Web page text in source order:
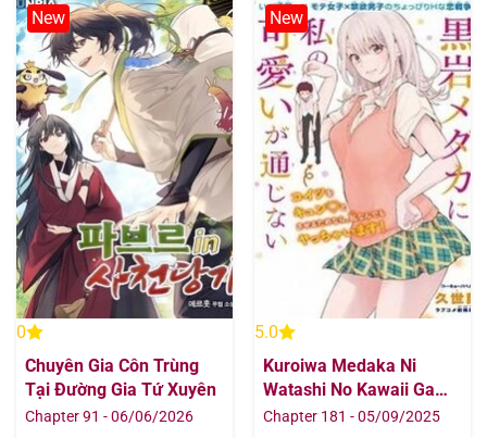
New
0
Chuyên Gia Côn Trùng
Tại Đường Gia Tứ Xuyên
Chapter 91 - 06/06/2026
New
5.0
Kuroiwa Medaka Ni
Watashi No Kawaii Ga
Tsuujinai
Chapter 181 - 05/09/2025